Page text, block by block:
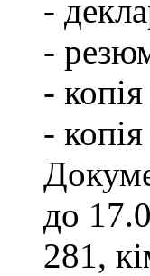
-
-
-
-
до
281,